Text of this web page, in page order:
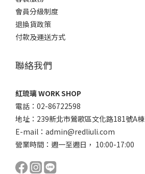
會員分級制度
退換貨政策
付款及運送方式
聯絡我們
紅琉璃 WORK SHOP
電話：02-86722598
地址：239新北市鶯歌區文化路181號A棟
E-mail：admin@redliuli.com
營業時間：週一至週日， 10:00-17:00